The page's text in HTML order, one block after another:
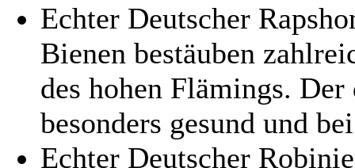
Echter Deutscher
Bienen bestäuben
des hohen Flämings.
besonders gesund und
Echter Deutscher